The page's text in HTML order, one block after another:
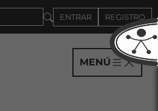
ENTRAR REGISTRO
MENÚ